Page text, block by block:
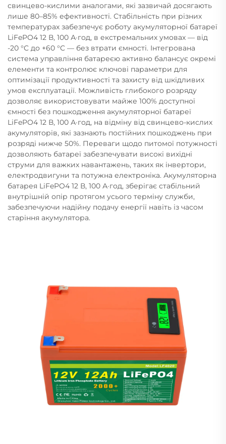
свинцево-кислими аналогами, які зазвичай досягають
лише 80–85% ефективності. Стабільність при різних
температурах забезпечує роботу акумуляторної батареї
LiFePO4 12 В, 100 А·год, в екстремальних умовах — від
-20 °C до +60 °C — без втрати ємності. Інтегрована
система управління батареєю активно балансує окремі
елементи та контролює ключові параметри для
оптимізації продуктивності та захисту від шкідливих
умов експлуатації. Можливість глибокого розряду
дозволяє використовувати майже 100% доступної
ємності без пошкодження акумуляторної батареї
LiFePO4 12 В, 100 А·год, на відміну від свинцево-кислих
акумуляторів, які зазнають постійних пошкоджень при
розряді нижче 50%. Переваги щодо питомої потужності
дозволяють батареї забезпечувати високі вихідні
струми для важких навантажень, таких як інвертори,
електродвигуни та потужна електроніка. Акумуляторна
батарея LiFePO4 12 В, 100 А·год, зберігає стабільний
внутрішній опір протягом усього терміну служби,
забезпечуючи надійну подачу енергії навіть із часом
старіння акумулятора.